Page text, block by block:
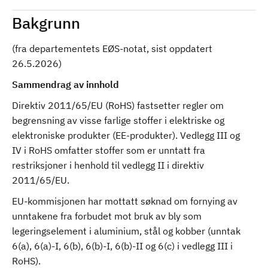
Bakgrunn
(fra departementets EØS-notat, sist oppdatert
26.5.2026)
Sammendrag av innhold
Direktiv 2011/65/EU (RoHS) fastsetter regler om
begrensning av visse farlige stoffer i elektriske og
elektroniske produkter (EE-produkter). Vedlegg III og
IV i RoHS omfatter stoffer som er unntatt fra
restriksjoner i henhold til vedlegg II i direktiv
2011/65/EU.
EU-kommisjonen har mottatt søknad om fornying av
unntakene fra forbudet mot bruk av bly som
legeringselement i aluminium, stål og kobber (unntak
6(a), 6(a)-I, 6(b), 6(b)-I, 6(b)-II og 6(c) i vedlegg III i
RoHS).